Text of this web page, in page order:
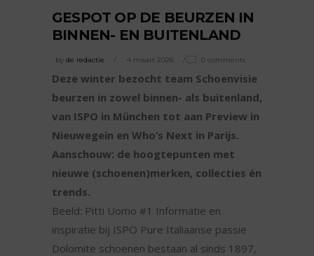
GESPOT OP DE BEURZEN IN
BINNEN- EN BUITENLAND
by de redactie 4 maart 2026 0 comments
Deze winter bezocht team Schoenvisie
beurzen in zowel binnen- als buitenland,
van ISPO in München tot aan Preview in
Nieuwegein en Who’s Next in Parijs.
Aanschouw: de hoogtepunten met
nieuwe (schoenen)merken, collecties én
trends.
Beeld: Pitti Uomo #1 Informatie en
inspiratie bij ISPO Pure Italiaanse passie
Dolomite schoenen bestaan al sinds 1897,